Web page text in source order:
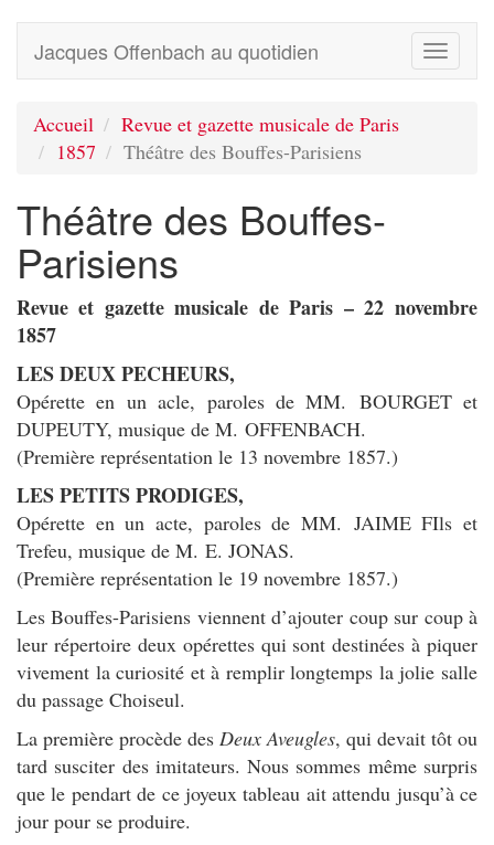
Toggle
Jacques Offenbach au quotidien
Accueil
Revue et gazette musicale de Paris
1857
Théâtre des Bouffes-Parisiens
Théâtre des Bouffes-
Parisiens
Revue et gazette musicale de Paris – 22 novembre
1857
LES DEUX PECHEURS,
Opérette en un acle, paroles de MM. BOURGET et
DUPEUTY, musique de M. OFFENBACH.
(Première représentation le 13 novembre 1857.)
LES PETITS PRODIGES,
Opérette en un acte, paroles de MM. JAIME FIls et
Trefeu, musique de M. E. JONAS.
(Première représentation le 19 novembre 1857.)
Les Bouffes-Parisiens viennent d’ajouter coup sur coup à
leur répertoire deux opérettes qui sont destinées à piquer
vivement la curiosité et à remplir longtemps la jolie salle
du passage Choiseul.
La première procède des Deux Aveugles, qui devait tôt ou
tard susciter des imitateurs. Nous sommes même surpris
que le pendart de ce joyeux tableau ait attendu jusqu’à ce
jour pour se produire.